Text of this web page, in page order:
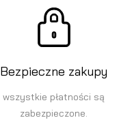
Bezpieczne zakupy
wszystkie płatności są
zabezpieczone.